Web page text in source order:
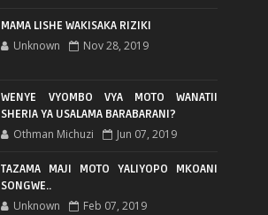
MAMA LISHE WAKISAKA RIZIKI
Unknown Nov 28, 2019
WENYE VYOMBO VYA MOTO WANATII
SHERIA YA USALAMA BARABARANI?
Othman Michuzi Jun 07, 2019
TAZAMA MAJI MOTO YALIYOPO MKOANI
SONGWE..
Unknown Feb 07, 2019